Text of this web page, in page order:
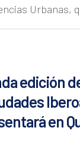
Urbanas,
edición
en